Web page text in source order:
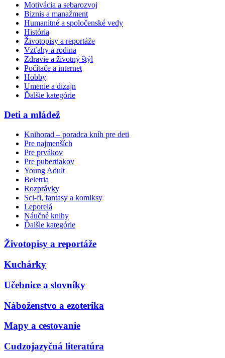
Motivácia a sebarozvoj
Biznis a manažment
Humanitné a spoločenské vedy
História
Životopisy a reportáže
Vzťahy a rodina
Zdravie a životný štýl
Počítače a internet
Hobby
Umenie a dizajn
Ďalšie kategórie
Deti a mládež
Knihorad – poradca kníh pre deti
Pre najmenších
Pre prvákov
Pre pubertiakov
Young Adult
Beletria
Rozprávky
Sci-fi, fantasy a komiksy
Leporelá
Náučné knihy
Ďalšie kategórie
Životopisy a reportáže
Kuchárky
Učebnice a slovníky
Náboženstvo a ezoterika
Mapy a cestovanie
Cudzojazyčná literatúra